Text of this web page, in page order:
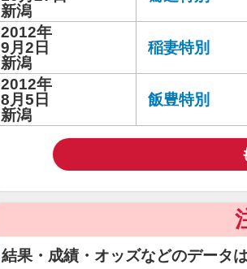
新潟
2012年
9月2日
新潟
稲妻特別
2012年
8月5日
新潟
飯豊特別
結果・成績・オッズなどのデータ